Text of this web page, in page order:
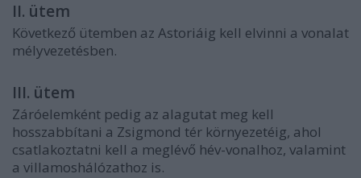
II. ütem
Következő ütemben az Astoriáig kell elvinni a vonalat
mélyvezetésben.
III. ütem
Záróelemként pedig az alagutat meg kell
hosszabbítani a Zsigmond tér környezetéig, ahol
csatlakoztatni kell a meglévő hév-vonalhoz, valamint
a villamoshálózathoz is.